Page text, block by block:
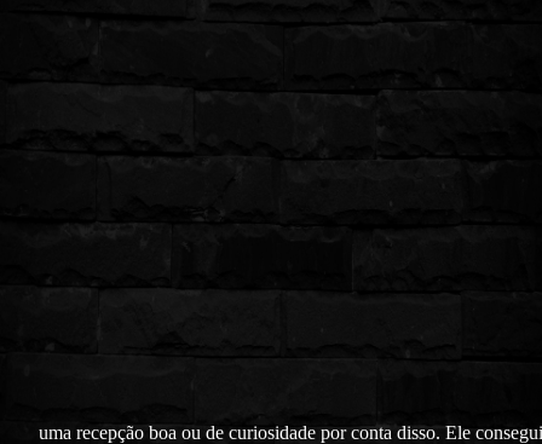
uma recepção boa ou de curiosidade por conta disso. Ele